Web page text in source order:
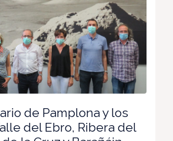
de Pamplona y los
del Ebro, Ribera del